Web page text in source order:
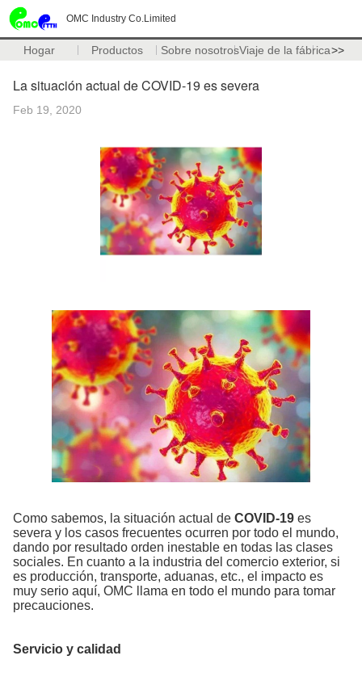
OMC Industry Co.Limited
Hogar Productos Sobre nosotrosViaje de la fábrica>>
La situación actual de COVID-19 es severa
Feb 19, 2020
Como sabemos, la situación actual de COVID-19 es
severa y los casos frecuentes ocurren por todo el mundo,
dando por resultado orden inestable en todas las clases
sociales. En cuanto a la industria del comercio exterior, si
es producción, transporte, aduanas, etc., el impacto es
muy serio aquí, OMC llama en todo el mundo para tomar
precauciones.
Servicio y calidad